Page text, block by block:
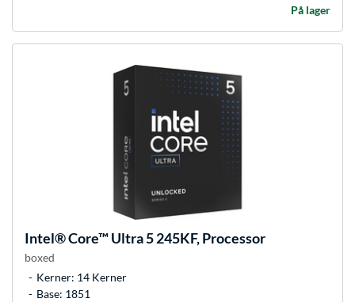
På lager
Intel®Core™ Ultra 5 245KF, Processor
boxed
Kerner: 14 Kerner
Base: 1851